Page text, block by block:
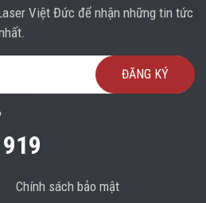
Việt Đức để nhận những tin tức
Chính sách bảo mật